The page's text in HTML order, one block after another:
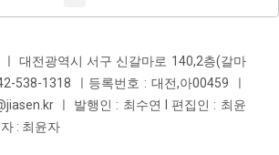
대전광역시 서구 신갈마로 140,2층(갈마
538-1318 ㅣ등록번호 : 대전,아00459 ㅣ
ㅣ 발행인 : 최수연 l 편집인 : 최윤
: 최윤자